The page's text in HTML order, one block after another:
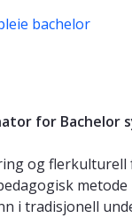
bachelor
for Bachelor
og flerkulturell
metode
i tradisjonell